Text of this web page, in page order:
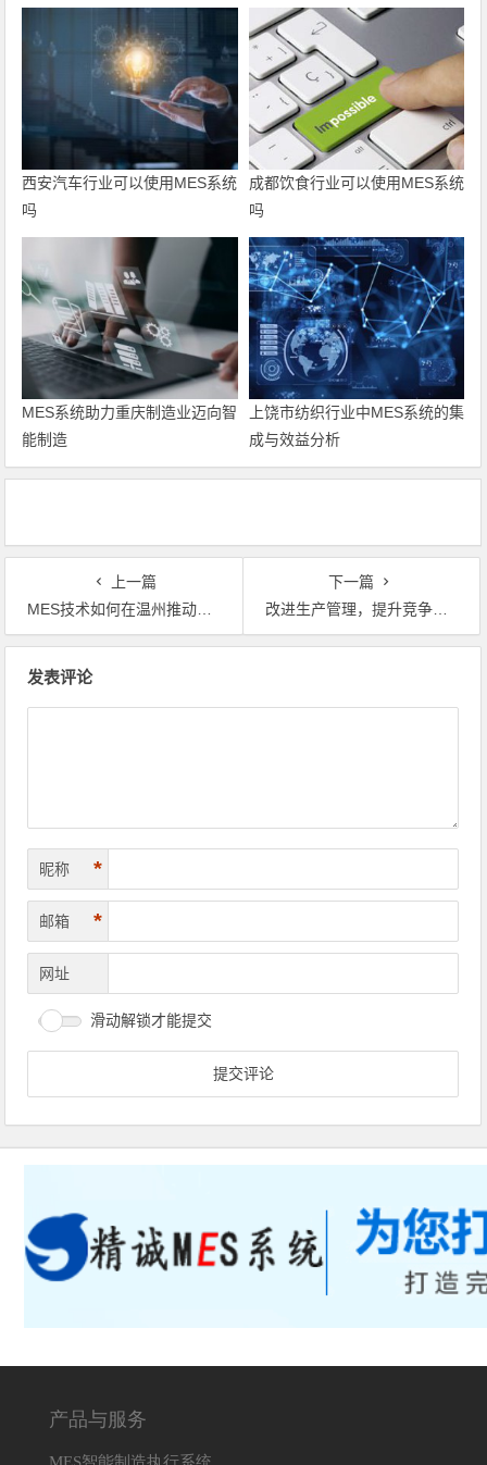
西安汽车行业可以使用MES系统
吗
成都饮食行业可以使用MES系统
吗
MES系统助力重庆制造业迈向智
能制造
上饶市纺织行业中MES系统的集
成与效益分析
上一篇
MES技术如何在温州推动智能制造转型？
下一篇
改进生产管理，提升竞争力：湖南的MES制造车间经验分享
发表评论
昵称 *
邮箱 *
网址
滑动解锁才能提交